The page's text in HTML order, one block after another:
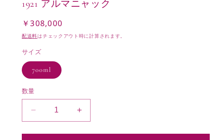
ダ
で
デ
ア
(1)
を
開
く
1921 アルマニャック
通
常
格
￥308,000
配送料はチェックアウト時に計算されます。
サイズ
700ml
数量
1921